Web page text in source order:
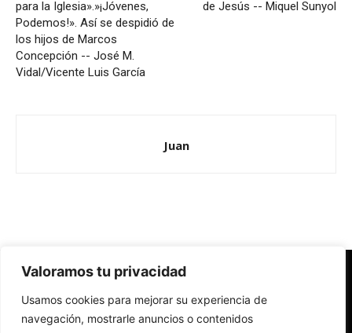
Valoramos tu privacidad
Usamos cookies para mejorar su experiencia de
navegación, mostrarle anuncios o contenidos
para la Iglesia».»¡Jóvenes,
Podemos!». Así se despidió de
los hijos de Marcos
Concepción -- José M.
Vidal/Vicente Luis García
de Jesús -- Miquel Sunyol
Juan
Redes Cristianas
Una mirada alternativa sobre la Iglesia católica y la sociedad
- Colectivos de Redes Cristianas